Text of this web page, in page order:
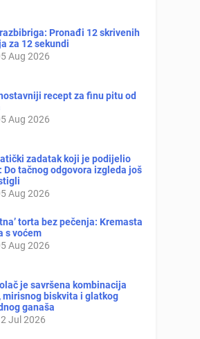
Pronađi 12 skrivenih
za 12 sekundi
Aug 2026
recept za finu pitu od
Aug 2026
zadatak koji je podijelio
Do tačnog odgovora izgleda još
Aug 2026
torta bez pečenja: Kremasta
s voćem
Aug 2026
je savršena kombinacija
mirisnog biskvita i glatkog
ganaša
Jul 2026